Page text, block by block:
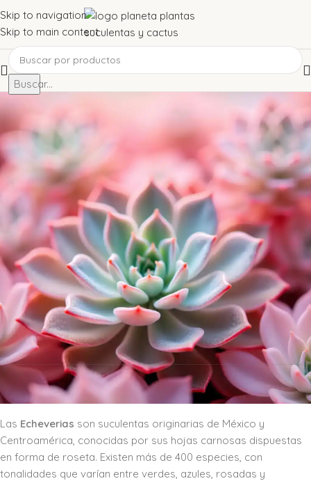
Skip to navigation
Skip to main content
Buscar...
Guía Completa de Tipos de
Suculentas: Variedades,
Características y Cuidados
Publicado por
admin
Guía Completa de Tipos de Suculentas
Las suculentas son plantas fascinantes que han ganado
popularidad por su belleza, resistencia y facilidad de cuidado.
Existen miles de especies con formas, colores y texturas únicas.
A continuación, te presento una selección de las suculentas más
destacadas, agrupadas por sus características principales.
1.Echeveria
Las Echeverias son suculentas originarias de México y
Centroamérica, conocidas por sus hojas carnosas dispuestas
en forma de roseta. Existen más de 400 especies, con
tonalidades que varían entre verdes, azules, rosadas y